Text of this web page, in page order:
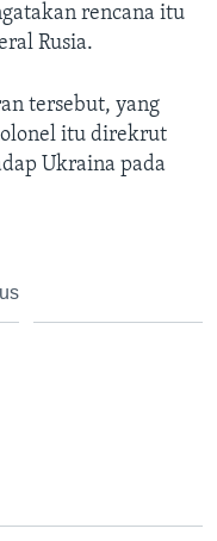
rencana itu
Rusia.
tersebut, yang
itu direkrut
Ukraina pada